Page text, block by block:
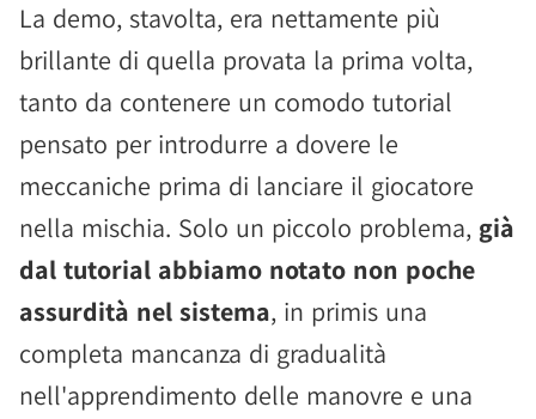
La demo, stavolta, era nettamente più
brillante di quella provata la prima volta,
tanto da contenere un comodo tutorial
pensato per introdurre a dovere le
meccaniche prima di lanciare il giocatore
nella mischia. Solo un piccolo problema, già
dal tutorial abbiamo notato non poche
assurdità nel sistema, in primis una
completa mancanza di gradualità
nell'apprendimento delle manovre e una